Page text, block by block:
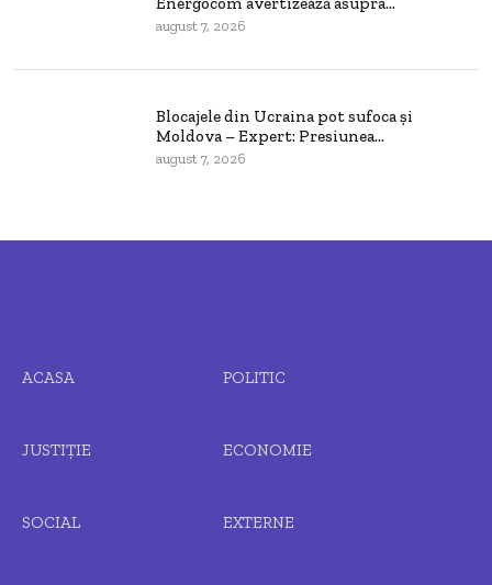
august 7, 2026
Blocajele din Ucraina pot sufoca și
Moldova – Expert: Presiunea...
august 7, 2026
ACASA POLITIC
JUSTIȚIE ECONOMIE
SOCIAL EXTERNE